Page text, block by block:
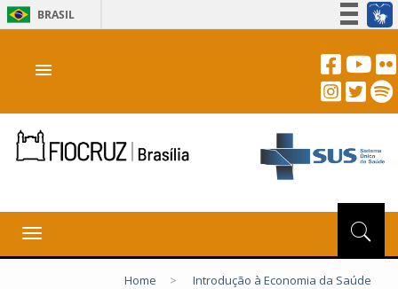
BRASIL
Acesso à informação
Canais
menu
Toggle
navigation
Home > Introdução à Economia da Saúde